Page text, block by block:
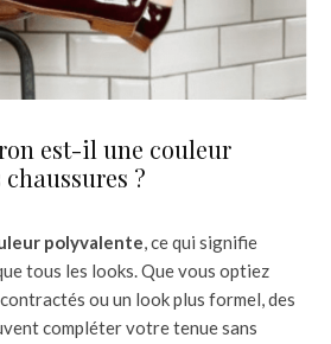
est-il une couleur
?
polyvalente, ce qui signifie
tous les looks. Que vous optiez
ou un look plus formel, des
compléter votre tenue sans